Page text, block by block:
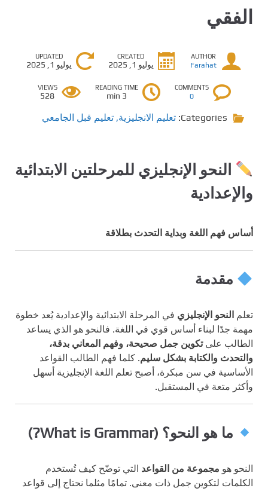
الفقي
AUTHOR
Farahat
CREATED
يوليو 1, 2025
UPDATED
يوليو 1, 2025
COMMENTS
0
READING TIME
3 min
VIEWS
528
Categories: تعليم الانجليزية, تعليم قبل الجامعي
النحو الإنجليزي للمرحلتين الابتدائية
والإعدادية
أساس فهم اللغة وبداية التحدث بطلاقة
مقدمة
تعلم النحو الإنجليزي في المرحلة الابتدائية والإعدادية يُعد خطوة
مهمة جدًا لبناء أساس قوي في اللغة. فالنحو هو الذي يساعد
الطالب علىتكوين جمل صحيحة، وفهم المعاني بدقة،
والتحدث والكتابة بشكل سليم. كلما فهم الطالب القواعد
الأساسية في سن مبكرة، أصبح تعلم اللغة الإنجليزية أسهل
وأكثر متعة في المستقبل.
ما هو النحو؟ (What is Grammar?)
النحو هو مجموعة من القواعد التي توضّح كيف تُستخدم
الكلمات لتكوين جمل ذات معنى. تمامًا مثلما نحتاج إلى قواعد